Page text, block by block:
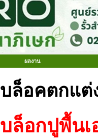
ผลงาน
บล็อคตกแต่
บล็อกปูพื้น